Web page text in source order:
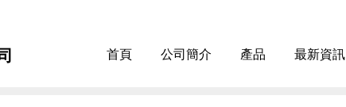
首頁 公司簡介 產品 最新資訊